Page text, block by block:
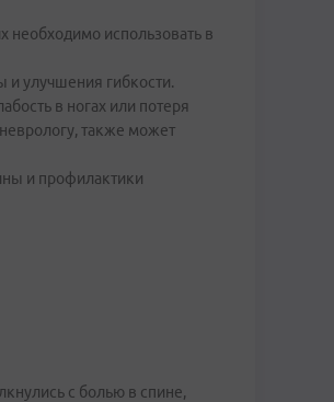
использовать в
и улучшения гибкости.
в ногах или потеря
также может
и профилактики
с болью в спине,